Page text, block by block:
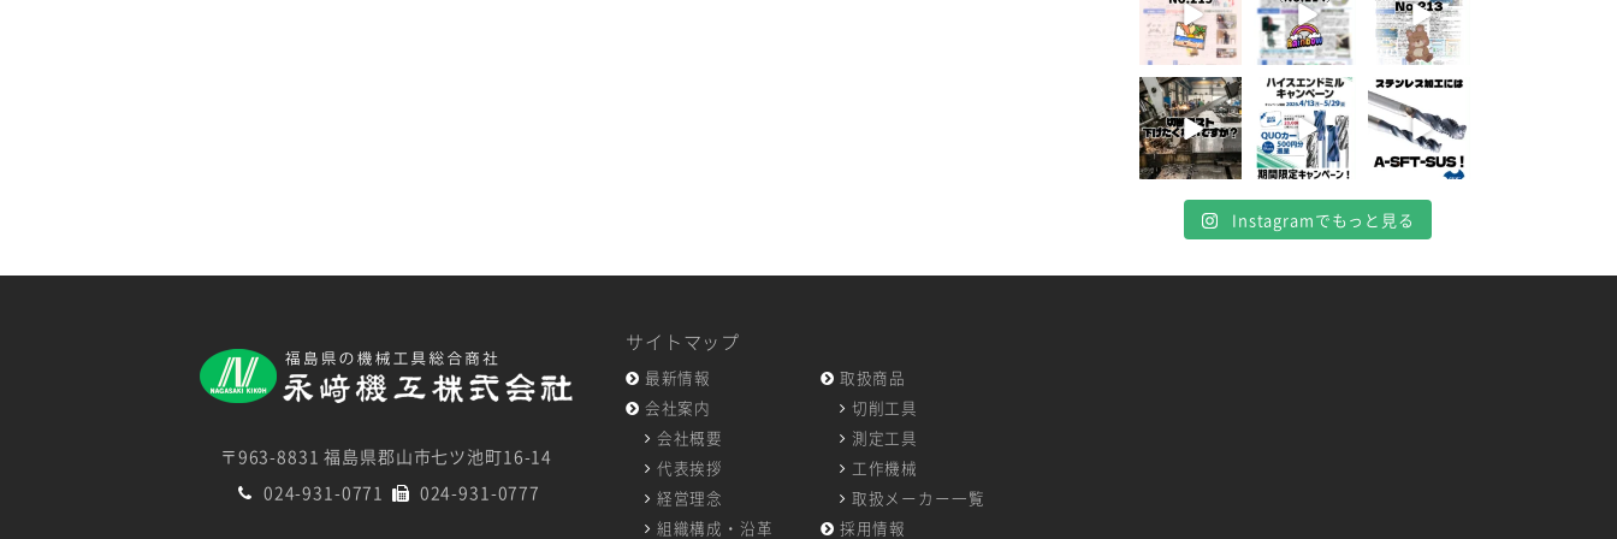
4月 20
10
0
4月 16
10
0
4月 13
7
Instagramでもっと見る
〒963-8831 福島県郡山市七ツ池町16-14
024-931-0771
024-931-0777
サイトマップ
最新情報
会社案内
会社概要
代表挨拶
経営理念
組織構成・沿革
取扱商品
切削工具
測定工具
工作機械
取扱メーカー一覧
採用情報